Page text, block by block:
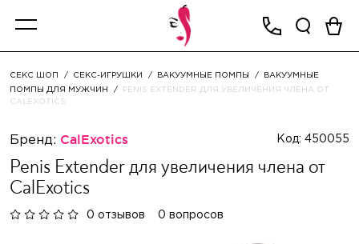
СЕКС ШОП СЕКС-ИГРУШКИ ВАКУУМНЫЕ ПОМПЫ
ВАКУУМНЫЕ
ПОМПЫ ДЛЯ МУЖЧИН
PENIS EXTENDER ДЛЯ УВЕЛИЧЕНИЯ ЧЛЕНА ОТ
CALEXOTICS
Бренд: CalExotics Код: 450055
Penis Extender для увеличения члена от
CalExotics
0 отзывов 0 вопросов